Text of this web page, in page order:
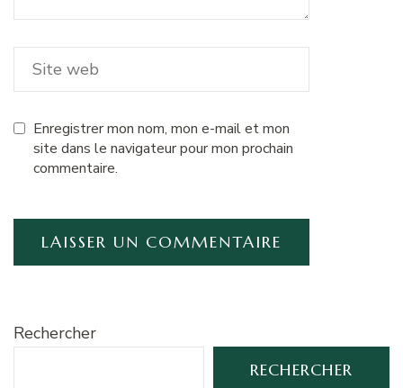
Enregistrer mon nom, mon e-mail et mon
site dans le navigateur pour mon prochain
commentaire.
Rechercher
RECHERCHER